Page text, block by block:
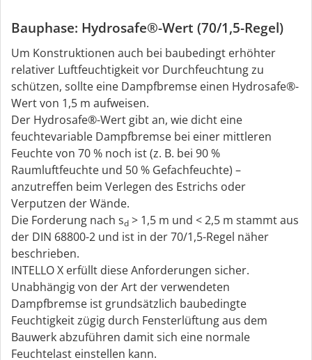
Bauphase: Hydrosafe®-Wert (70/1,5-Regel)
Um Konstruktionen auch bei baubedingt erhöhter
relativer Luftfeuchtigkeit vor Durchfeuchtung zu
schützen, sollte eine Dampfbremse einen Hydrosafe®-
Wert von 1,5 m aufweisen.
Der Hydrosafe®-Wert gibt an, wie dicht eine
feuchtevariable Dampfbremse bei einer mittleren
Feuchte von 70 % noch ist (z. B. bei 90 %
Raumluftfeuchte und 50 % Gefachfeuchte) –
anzutreffen beim Verlegen des Estrichs oder
Verputzen der Wände.
Die Forderung nach sd > 1,5 m und < 2,5 m stammt aus
der DIN 68800-2 und ist in der 70/1,5-Regel näher
beschrieben.
INTELLO X erfüllt diese Anforderungen sicher.
Unabhängig von der Art der verwendeten
Dampfbremse ist grundsätzlich baubedingte
Feuchtigkeit zügig durch Fensterlüftung aus dem
Bauwerk abzuführen damit sich eine normale
Feuchtelast einstellen kann.